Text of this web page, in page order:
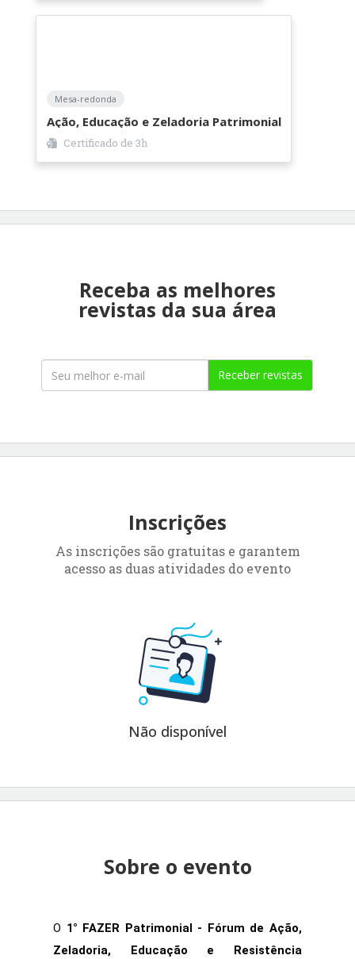
Mesa-redonda
Ação, Educação e Zeladoria Patrimonial
Certificado de 3h
Receba as melhores
revistas da sua área
Receber revistas
Inscrições
As inscrições são gratuitas e garantem
acesso as duas atividades do evento
Não disponível
Sobre o evento
O 1° FAZER Patrimonial - Fórum de Ação,
Zeladoria, Educação e Resistência